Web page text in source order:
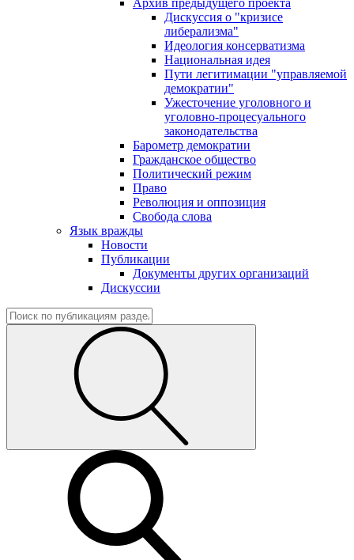
Архив предыдущего проекта
Дискуссия о "кризисе
либерализма"
Идеология консерватизма
Национальная идея
Пути легитимации "управляемой
демократии"
Ужесточение уголовного и
уголовно-процесуального
законодательства
Барометр демократии
Гражданское общество
Политический режим
Право
Революция и оппозиция
Свобода слова
Язык вражды
Новости
Публикации
Документы других организаций
Дискуссии